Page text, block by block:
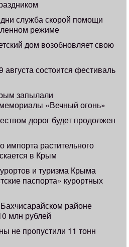
служба скорой помощи
режиме
дом возобновляет свою
состоится фестиваль
запылали
«Вечный огонь»
дорог будет продолжен
импорта растительного
в Крым
и туризма Крыма
паспорта» курортных
районе
млн рублей
не пропустили 11 тонн